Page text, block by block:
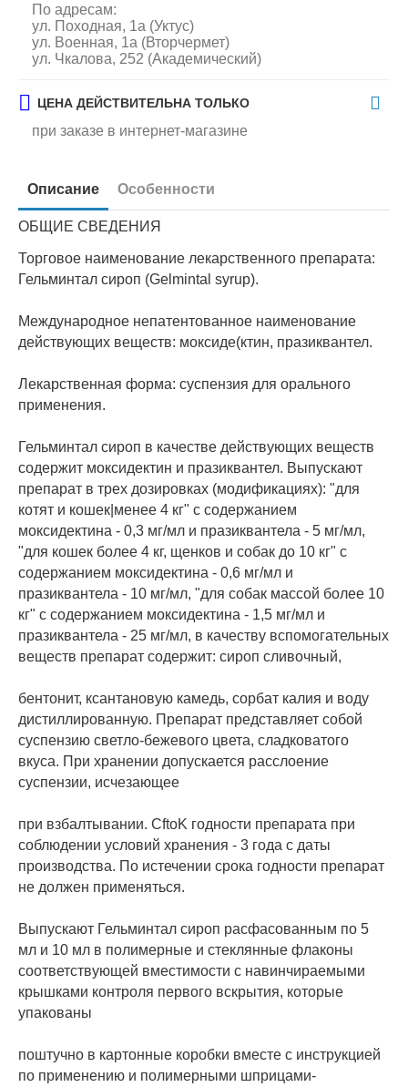
По адресам:
ул. Походная, 1а (Уктус)
ул. Военная, 1а (Вторчермет)
ул. Чкалова, 252 (Академический)
ЦЕНА ДЕЙСТВИТЕЛЬНА ТОЛЬКО
при заказе в интернет-магазине
Описание Особенности
ОБЩИЕ СВЕДЕНИЯ
Торговое наименование лекарственного препарата:
Гельминтал сироп (Gelmintal syrup).
Международное непатентованное наименование
действующих веществ: моксиде(ктин, празиквантел.
Лекарственная форма: суспензия для орального
применения.
Гельминтал сироп в качестве действующих веществ
содержит моксидектин и празиквантел. Выпускают
препарат в трех дозировках (модификациях): "для
котят и кошек|менее 4 кг" с содержанием
моксидектина - 0,3 мг/мл и празиквантела - 5 мг/мл,
"для кошек более 4 кг, щенков и собак до 10 кг" с
содержанием моксидектина - 0,6 мг/мл и
празиквантела - 10 мг/мл, "для собак массой более 10
кг" с содержанием моксидектина - 1,5 мг/мл и
празиквантела - 25 мг/мл, в качеству вспомогательных
веществ препарат содержит: сироп сливочный,
бентонит, ксантановую камедь, сорбат калия и воду
дистиллированную. Препарат представляет собой
суспензию светло-бежевого цвета, сладковатого
вкуса. При хранении допускается расслоение
суспензии, исчезающее
при взбалтывании. CftoK годности препарата при
соблюдении условий хранения - 3 года с даты
производства. По истечении срока годности препарат
не должен применяться.
Выпускают Гельминтал сироп расфасованным по 5
мл и 10 мл в полимерные и стеклянные флаконы
соответствующей вместимости с навинчираемыми
крышками контроля первого вскрытия, которые
упакованы
поштучно в картонные коробки вместе с инструкцией
по применению и полимерными шприцами-